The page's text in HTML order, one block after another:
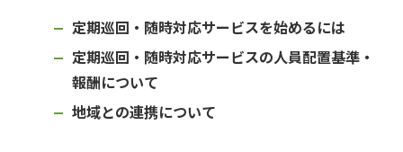
定期巡回・随時対応サービスを始めるには
定期巡回・随時対応サービスの人員配置基準・
報酬について
地域との連携について